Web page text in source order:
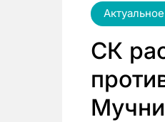
Актуальное
СК